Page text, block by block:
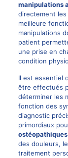
manipulations
directement
meilleure
manipulations
patient
une prise en
condition
Il est essentiel
être effectués
déterminer les
fonction des
diagnostic
primordiaux
ostéopathiques
des douleurs,
traitement